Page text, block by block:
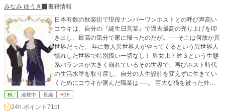
みなみ ゆうき
書籍情報
日本有数の歓楽街で現役ナンバーワンホストとの呼び声高い
コウキは、自分の『誕生日営業』で過去最高の売り上げを叩
き出し、最高の気分で家に帰ったのだが。──そこは何故か異
世界だった。 年に数人異世界人がやってくるという異世界人
慣れした世界で特別扱い一切なし！ 男女比７対３という生態
系バランスが大きく崩れているその世界で、再びホスト時代
の生活水準を取り戻し、自分の人生設計を変えずに生きてい
くためにコウキが選んだ職業は──。 巨大な猫を被った外面
の良い王子様風イケメン×お金大好き接客のプロ ※主人公の
BL 連載中 長編 R18
24h.ポイント 71pt